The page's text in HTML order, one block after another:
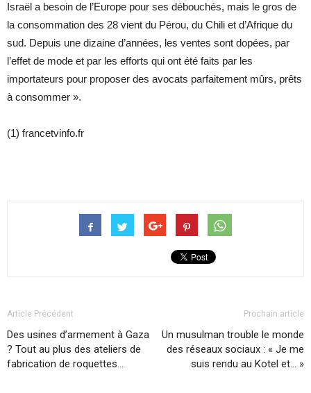
Israël a besoin de l’Europe pour ses débouchés, mais le gros de
la consommation des 28 vient du Pérou, du Chili et d’Afrique du
sud. Depuis une dizaine d’années, les ventes sont dopées, par
l’effet de mode et par les efforts qui ont été faits par les
importateurs pour proposer des avocats parfaitement mûrs, prêts
à consommer ».
(1) francetvinfo.fr
Article Précédent
Des usines d’armement à Gaza
? Tout au plus des ateliers de
fabrication de roquettes…
Prochain article
Un musulman trouble le monde
des réseaux sociaux : « Je me
suis rendu au Kotel et… »